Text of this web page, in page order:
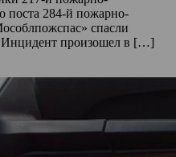
поста 284-й пожарно-
спасли
Инцидент произошел в […]